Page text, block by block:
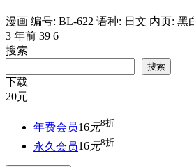
漫画 编号: BL-622 语种: 日文 内页: 黑
3 年前 39 6
搜索
搜索
下载
20元
年费会员16元8折
永久会员16元8折